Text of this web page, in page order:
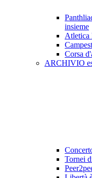
insieme
Atletica
Corsa
ARCHIVIO
Tornei